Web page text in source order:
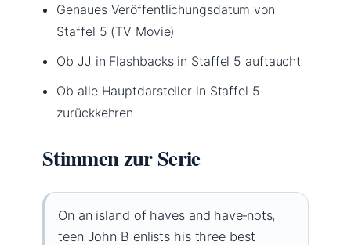
Genaues Veröffentlichungsdatum von
Staffel 5 (TV Movie)
Ob JJ in Flashbacks in Staffel 5 auftaucht
Ob alle Hauptdarsteller in Staffel 5
zurückkehren
Stimmen zur Serie
On an island of haves and have‑nots,
teen John B enlists his three best